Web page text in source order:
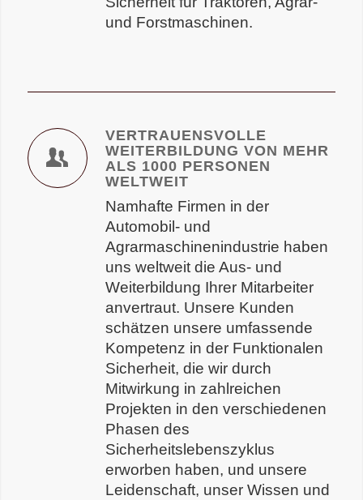
und Forstmaschinen.
VERTRAUENSVOLLE
WEITERBILDUNG VON MEHR
ALS 1000 PERSONEN
WELTWEIT
Namhafte Firmen in der
Automobil- und
Agrarmaschinenindustrie haben
uns weltweit die Aus- und
Weiterbildung Ihrer Mitarbeiter
anvertraut. Unsere Kunden
schätzen unsere umfassende
Kompetenz in der Funktionalen
Sicherheit, die wir durch
Mitwirkung in zahlreichen
Projekten in den verschiedenen
Phasen des
Sicherheitslebenszyklus
erworben haben, und unsere
Leidenschaft, unser Wissen und